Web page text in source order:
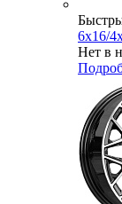
6x16/
Нет в